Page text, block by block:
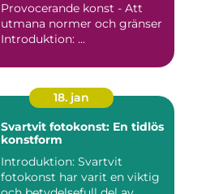
Provocerande konst - Att
utmana normer och gränser
Introduktion: ...
18. jan
Svartvit fotokonst: En tidlös
konstform
Introduktion: Svartvit
fotokonst har varit en viktig